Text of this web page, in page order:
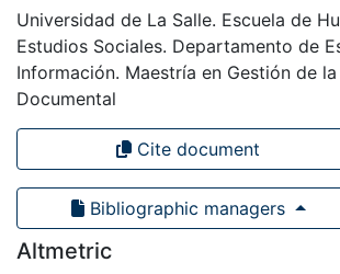
Universidad de La Salle. Escuela de
Estudios Sociales. Departamento de
Información. Maestría en Gestión de
Documental
Cite document
Bibliographic managers
Altmetric